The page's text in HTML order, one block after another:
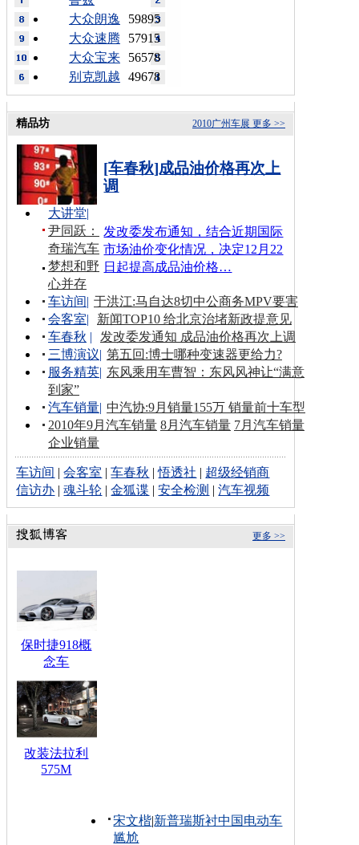
59895
大众朗逸
57915
大众速腾
56578
大众宝来
49678
别克凯越
更多 >>
2010广州车展
精品坊
[车春秋]成品油价格再次上
调
发改委发布通知，结合近期国际
市场油价变化情况，决定12月22
日起提高成品油价格…
大讲堂|
尹同跃：
奇瑞汽车
梦想和野
心并存
车访间| 于洪江:马自达8切中公商务MPV要害
会客室|
新闻TOP10 给北京治堵新政提意见
车春秋 |
发改委发通知 成品油价格再次上调
三博演议| 第五回:博士哪种变速器更给力?
服务精英| 东风乘用车曹智：东风风神让“满意
到家”
汽车销量| 中汽协:9月销量155万 销量前十车型
2010年9月汽车销量 8月汽车销量 7月汽车销量
企业销量
车访间 |会客室 |车春秋 |悟透社 | 超级经销商
信访办 |魂斗轮 |金狐谍 |安全检测 |汽车视频
更多 >>
保时捷918概
念车
改装法拉利
575M
宋文楷|新普瑞斯衬中国电动车
尴尬